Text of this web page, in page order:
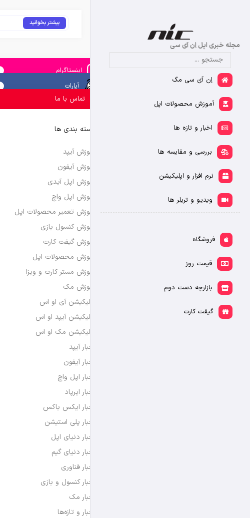
مجله خبری اپل اِن آی سی
اِن آی سی مگ
آموزش محصولات اپل
اخبار و تازه ها
بررسی و مقایسه ها
نرم افزار و اپلیکیشن
ویدیو و تریلر ها
فروشگاه
قیمت روز
بازارچه دست دوم
گیفت کارت
بیشتر بخوانید
اینستاگرام
آپارات
تماس با ما
دسته بندی ها
آموزش آیپد
آموزش آیفون
آموزش اپل آیدی
آموزش اپل واچ
آموزش تعمیر محصولات اپل
آموزش کنسول بازی
آموزش گیفت کارت
آموزش محصولات اپل
آموزش مستر کارت و ویزا
آموزش مک
اپلیکیشن آی او اس
اپلیکیشن آیپد او اس
اپلیکیشن مک او اس
اخبار آیپد
اخبار آیفون
اخبار اپل واچ
اخبار ایرپاد
اخبار ایکس باکس
اخبار پلی استیشن
اخبار دنیای اپل
اخبار دنیای گیم
اخبار فناوری
اخبار کنسول و بازی
اخبار مک
اخبار و تازه‌ها